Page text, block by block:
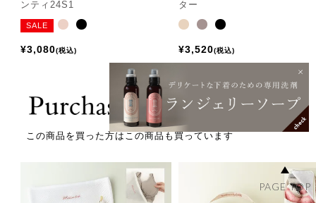
ンティ24S1
SALE
¥3,080 税込
ター
¥3,520 税込
この商品を買った方はこの商品も買っています
PAGE TOP